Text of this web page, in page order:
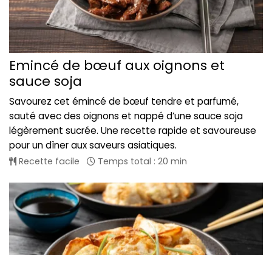
Emincé de bœuf aux oignons et
sauce soja
Savourez cet émincé de bœuf tendre et parfumé,
sauté avec des oignons et nappé d’une sauce soja
légèrement sucrée. Une recette rapide et savoureuse
pour un dîner aux saveurs asiatiques.
Recette facile Temps total : 20 min